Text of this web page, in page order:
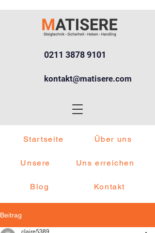
0211 3878 9101
kontakt@matisere.com
Startseite Über uns
Unsere Uns erreichen
Blog Kontakt
Beitrag
claire5389